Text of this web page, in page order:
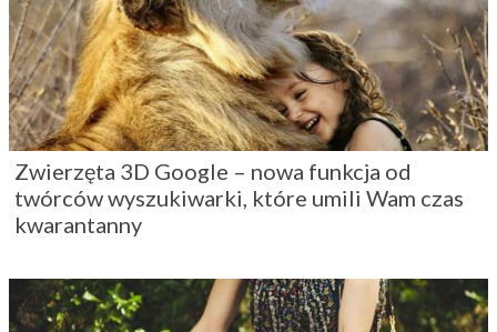
Zwierzęta 3D Google – nowa funkcja od
twórców wyszukiwarki, które umili Wam czas
kwarantanny